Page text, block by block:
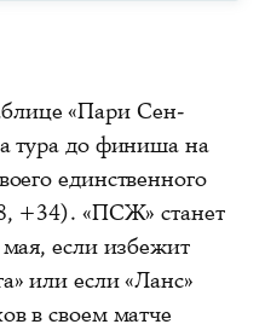
«Пари Сен-
тура до финиша на
единственного
+34). «ПСЖ» станет
если избежит
или если «Ланс»
в своем матче